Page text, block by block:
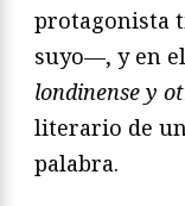
protagonista
suyo—, y en
londinense y
literario de
palabra.